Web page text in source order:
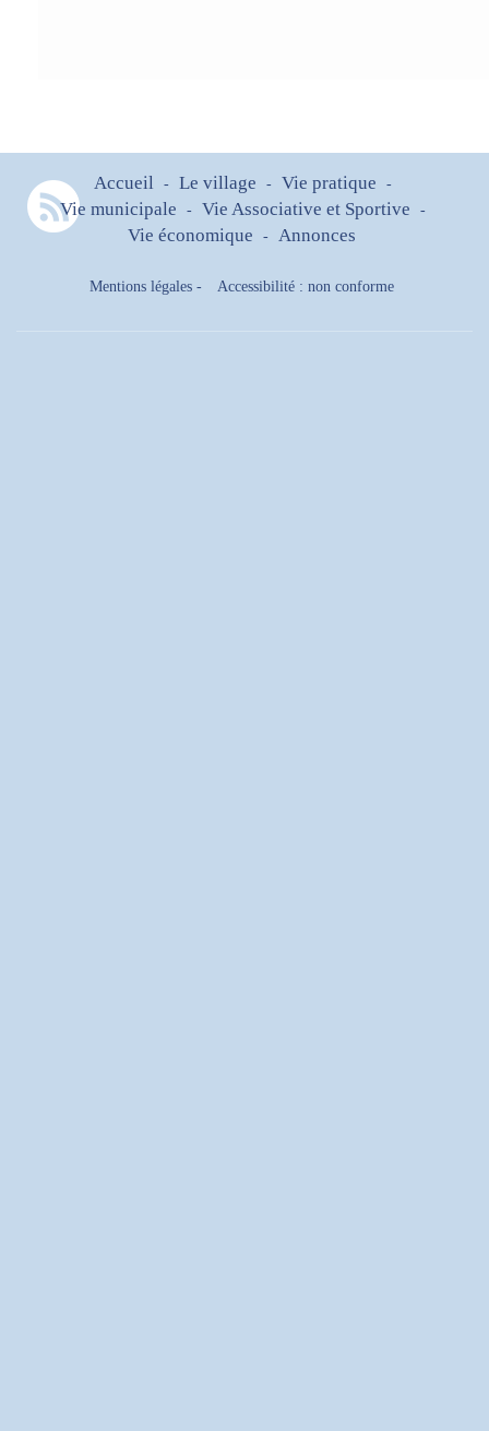
Accueil - Le village - Vie pratique -
Vie municipale - Vie Associative et Sportive -
Vie économique - Annonces
Mentions légales - Accessibilité : non conforme